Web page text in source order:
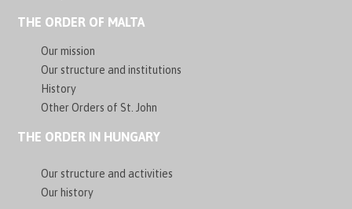
THE ORDER OF MALTA
Our mission
Our structure and institutions
History
Other Orders of St. John
THE ORDER IN HUNGARY
Our structure and activities
Our history